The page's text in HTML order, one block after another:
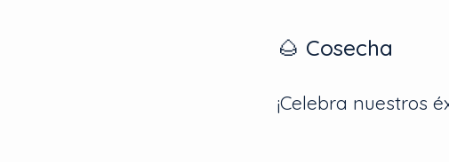
🌰 Cosecha
¡Celebra nuestros